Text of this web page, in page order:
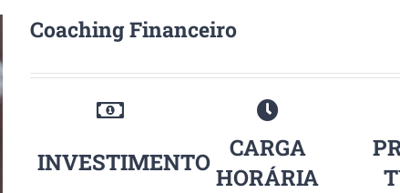
Coaching Financeiro
INVESTIMENTO
CARGA
HORÁRIA